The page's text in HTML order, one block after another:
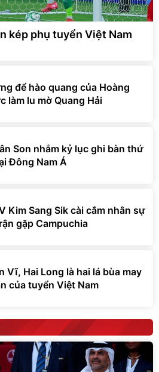
kép phụ tuyển Việt Nam
để hào quang của Hoàng
làm lu mờ Quang Hải
Son nhắm kỷ lục ghi bàn thứ
Đông Nam Á
Kim Sang Sik cài cắm nhân sự
gặp Campuchia
Vĩ, Hai Long là hai lá bùa may
của tuyển Việt Nam